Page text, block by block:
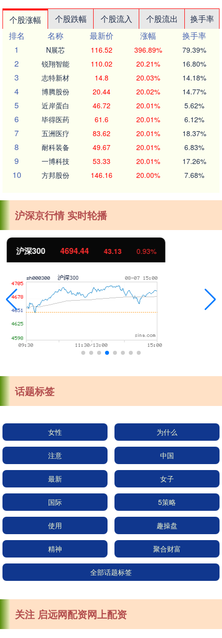
个股涨幅 个股跌幅 个股流入 个股流出
换手率
排名
名称 最新价 涨幅
换手率
1
N展芯 116.52 396.89% 79.39%
2 锐翔智能 110.02 20.21% 16.80%
3 志特新材 14.8 20.03% 14.18%
4 博腾股份 20.44 20.02% 14.77%
5 近岸蛋白 46.72 20.01% 5.62%
6 毕得医药 61.6 20.01% 6.12%
7 五洲医疗 83.62 20.01% 18.37%
8 耐科装备 49.67 20.01% 6.83%
9 一博科技 53.33 20.01% 17.26%
10 方邦股份 146.16 20.00% 7.68%
沪深京行情 实时轮播
北证50 1134.24 11.37
话题标签
女性 为什么
注意 中国
最新 女子
国际 5策略
使用 趣操盘
精神 聚合财富
全部话题标签
关注 启远网配资网上配资